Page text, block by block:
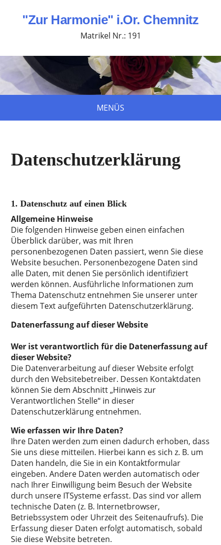
"Zur Harmonie" i.Or. Chemnitz
Matrikel Nr.: 191
MENÜS
Datenschutzerklärung
1. Datenschutz auf einen Blick
Allgemeine Hinweise
Die folgenden Hinweise geben einen einfachen
Überblick darüber, was mit Ihren
personenbezogenen Daten passiert, wenn Sie diese
Website besuchen. Personenbezogene Daten sind
alle Daten, mit denen Sie persönlich identifiziert
werden können. Ausführliche Informationen zum
Thema Datenschutz entnehmen Sie unserer unter
diesem Text aufgeführten Datenschutzerklärung.
Datenerfassung auf dieser Website
Wer ist verantwortlich für die Datenerfassung auf
dieser Website?
Die Datenverarbeitung auf dieser Website erfolgt
durch den Websitebetreiber. Dessen Kontaktdaten
können Sie dem Abschnitt „Hinweis zur
Verantwortlichen Stelle“ in dieser
Datenschutzerklärung entnehmen.
Wie erfassen wir Ihre Daten?
Ihre Daten werden zum einen dadurch erhoben, dass
Sie uns diese mitteilen. Hierbei kann es sich z. B. um
Daten handeln, die Sie in ein Kontaktformular
eingeben. Andere Daten werden automatisch oder
nach Ihrer Einwilligung beim Besuch der Website
durch unsere ITSysteme erfasst. Das sind vor allem
technische Daten (z. B. Internetbrowser,
Betriebssystem oder Uhrzeit des Seitenaufrufs). Die
Erfassung dieser Daten erfolgt automatisch, sobald
Sie diese Website betreten.